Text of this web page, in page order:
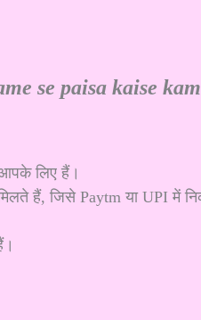
se paisa kaise
लिए हैं।
हैं, जिसे Paytm या UPI में